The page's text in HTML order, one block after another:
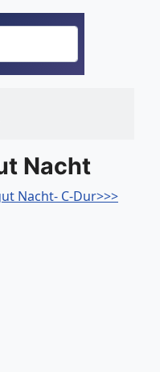
Nacht
Nacht- C-Dur>>>